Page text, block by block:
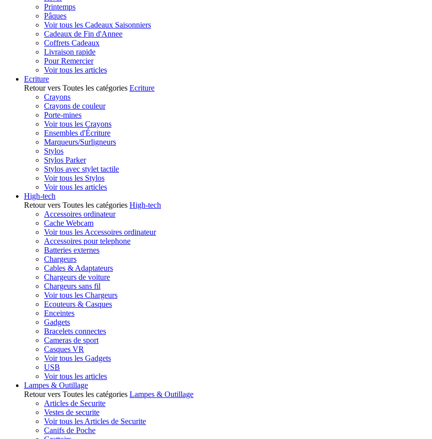
Printemps
Pâques
Voir tous les Cadeaux Saisonniers
Cadeaux de Fin d'Annee
Coffrets Cadeaux
Livraison rapide
Pour Remercier
Voir tous les articles
Ecriture
Retour vers Toutes les catégories Ecriture
Crayons
Crayons de couleur
Porte-mines
Voir tous les Crayons
Ensembles d'Écriture
Marqueurs/Surligneurs
Stylos
Stylos Parker
Stylos avec stylet tactile
Voir tous les Stylos
Voir tous les articles
High-tech
Retour vers Toutes les catégories High-tech
Accessoires ordinateur
Cache Webcam
Voir tous les Accessoires ordinateur
Accessoires pour telephone
Batteries externes
Chargeurs
Cables & Adaptateurs
Chargeurs de voiture
Chargeurs sans fil
Voir tous les Chargeurs
Ecouteurs & Casques
Enceintes
Gadgets
Bracelets connectes
Cameras de sport
Casques VR
Voir tous les Gadgets
USB
Voir tous les articles
Lampes & Outillage
Retour vers Toutes les catégories Lampes & Outillage
Articles de Securite
Vestes de securite
Voir tous les Articles de Securite
Canifs de Poche